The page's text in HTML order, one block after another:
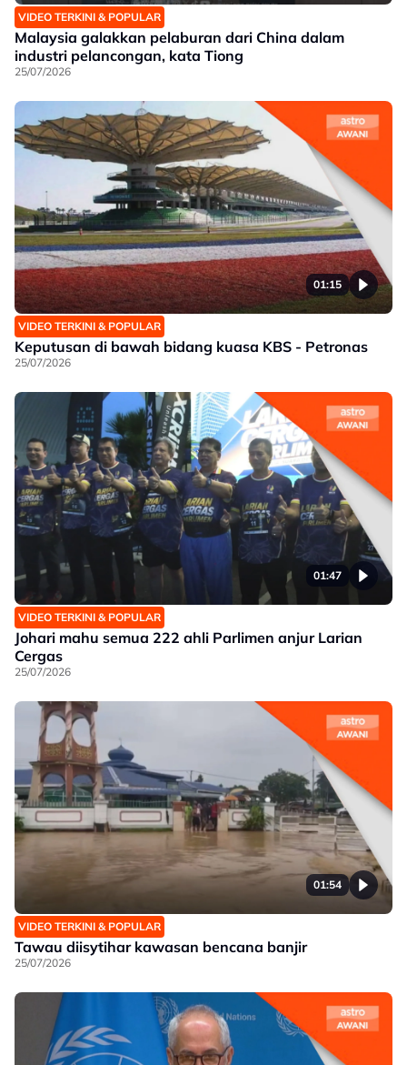
VIDEO TERKINI & POPULAR
Malaysia galakkan pelaburan dari China dalam
industri pelancongan, kata Tiong
25/07/2026
01:15
VIDEO TERKINI & POPULAR
Keputusan di bawah bidang kuasa KBS - Petronas
25/07/2026
01:47
VIDEO TERKINI & POPULAR
Johari mahu semua 222 ahli Parlimen anjur Larian
Cergas
25/07/2026
01:54
VIDEO TERKINI & POPULAR
Tawau diisytihar kawasan bencana banjir
25/07/2026